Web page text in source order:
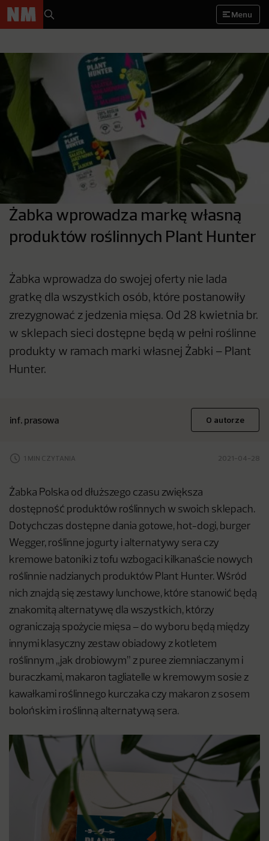
Menu
Żabka wprowadza markę własną
produktów roślinnych Plant Hunter
Żabka wprowadza do swojej oferty nie lada
gratkę dla wszystkich osób, które postanowiły
zrezygnować z jedzenia mięsa. Od 28 kwietnia br.
w sklepach sieci dostępne będą w pełni roślinne
produkty w ramach marki własnej Żabki – Plant
Hunter.
inf. prasowa O autorze
1 MIN CZYTANIA 2021-04-28
Żabka Polska od dłuższego czasu zwiększa
dostępność produktów roślinnych w swoich sklepach.
Dotychczas dostępne dania gotowe, hot-dogi, burger
Wegger, roślinne jogurty i alternatywy sera czy
kremowe batoniki z tofu wzbogaci kilkanaście nowych
roślinnie nadzianych produktów Plant Hunter. Wśród
nich znajdą się zestawy lunchowe, które stanowić będą
znakomitą alternatywę dla wszystkich, którzy
ograniczają spożycie mięsa – do wyboru będą między
innymi klasyczny zestaw obiadowy z kotletem
roślinnym „jak drobiowym” z puree ziemniaczanym i
buraczkami, makaron tagliatelle w kremowym sosie z
kawałkami roślinnego kurczaka czy makaron z sosem
bolońskim i roślinną alternatywą sera.